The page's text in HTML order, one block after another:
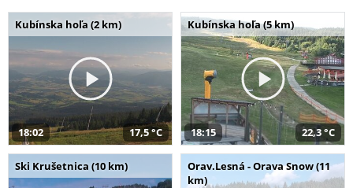
Kubínska hoľa (2 km)
18:02 17,5 °C
Kubínska hoľa (5 km)
18:15 22,3 °C
Ski Krušetnica (10 km)
Orav.Lesná - Orava Snow (11
km)